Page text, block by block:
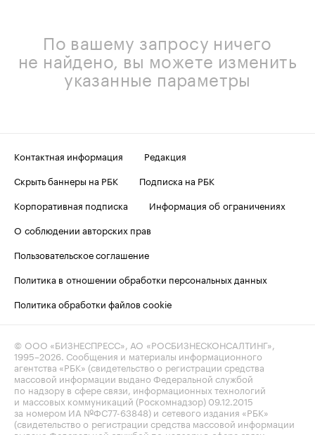
По вашему запросу ничего
не найдено, вы можете изменить
указанные параметры
Контактная информация
Редакция
Скрыть баннеры на РБК
Подписка на РБК
Корпоративная подписка
Информация об ограничениях
О соблюдении авторских прав
Пользовательское соглашение
Политика в отношении обработки персональных данных
Политика обработки файлов cookie
© ООО «БИЗНЕСПРЕСС», АО «РОСБИЗНЕСКОНСАЛТИНГ»,
1995–2026. Сообщения и материалы информационного
агентства «РБК» (свидетельство о регистрации средства
массовой информации выдано Федеральной службой
по надзору в сфере связи, информационных технологий
и массовых коммуникаций (Роскомнадзор) 09.12.2015
за номером ИА №ФС77-63848) и сетевого издания «РБК»
(свидетельство о регистрации средства массовой информации